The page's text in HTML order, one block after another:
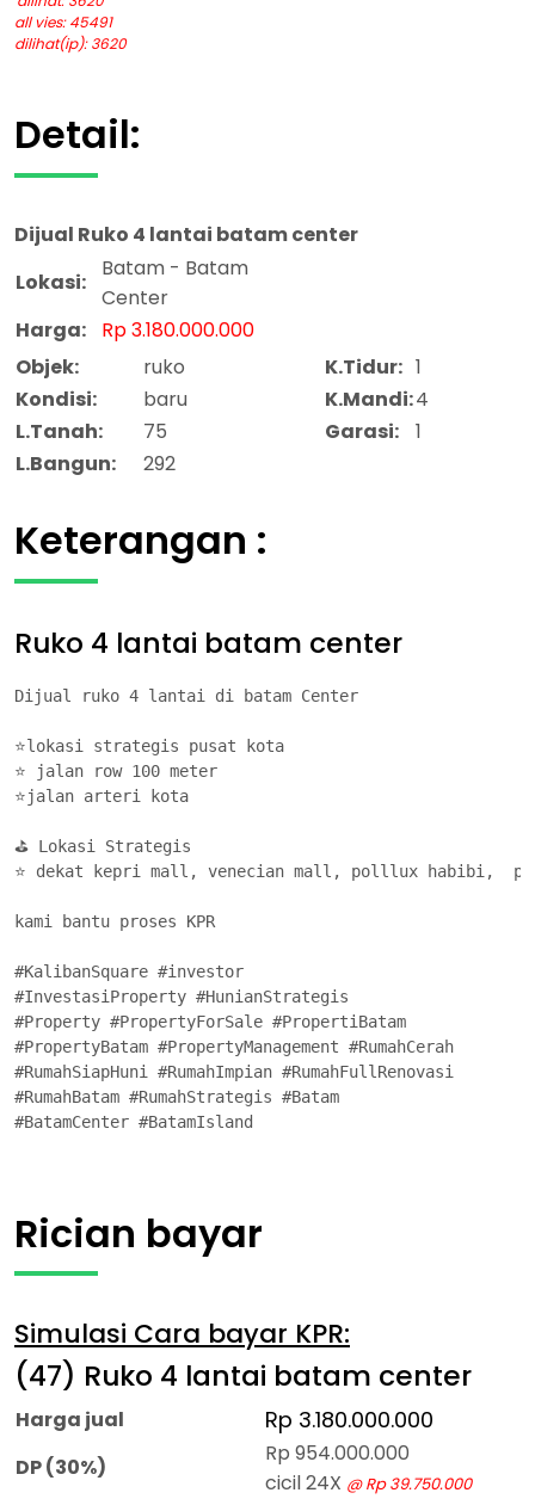
all vies: 45491
dilihat(ip): 3620
Detail:
Dijual Ruko 4 lantai batam center
Lokasi:
Batam - Batam
Center
Harga:
Rp 3.180.000.000
Objek:
ruko K.Tidur: 1
Kondisi:
baru K.Mandi:4
L.Tanah:
75 Garasi:
1
L.Bangun:
292
Keterangan :
Ruko 4 lantai batam center
Dijual ruko 4 lantai di batam Center
⭐lokasi strategis pusat kota
⭐ jalan row 100 meter
⭐jalan arteri kota
⛳ Lokasi Strategis
⭐ dekat kepri mall, venecian mall, polllux habibi,
kami bantu proses KPR
#KalibanSquare #investor
#InvestasiProperty #HunianStrategis
#Property #PropertyForSale #PropertiBatam
#PropertyBatam #PropertyManagement #RumahCerah
#RumahSiapHuni #RumahImpian #RumahFullRenovasi
#RumahBatam #RumahStrategis #Batam
#BatamCenter #BatamIsland
Rician bayar
Simulasi Cara bayar KPR:
(47) Ruko 4 lantai batam center
Harga jual Rp 3.180.000.000
DP (30%)
Rp 954.000.000
cicil 24X @ Rp 39.750.000